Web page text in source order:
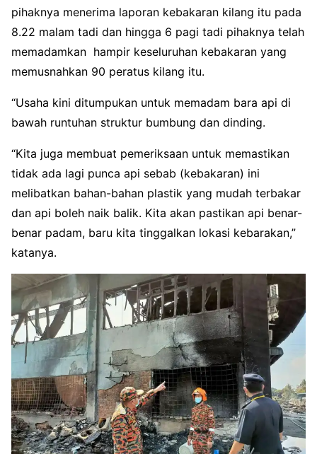
pihaknya menerima laporan kebakaran kilang itu pada
8.22 malam tadi dan hingga 6 pagi tadi pihaknya telah
memadamkan hampir keseluruhan kebakaran yang
memusnahkan 90 peratus kilang itu.
“Usaha kini ditumpukan untuk memadam bara api di
bawah runtuhan struktur bumbung dan dinding.
“Kita juga membuat pemeriksaan untuk memastikan
tidak ada lagi punca api sebab (kebakaran) ini
melibatkan bahan-bahan plastik yang mudah terbakar
dan api boleh naik balik. Kita akan pastikan api benar-
benar padam, baru kita tinggalkan lokasi kebarakan,”
katanya.